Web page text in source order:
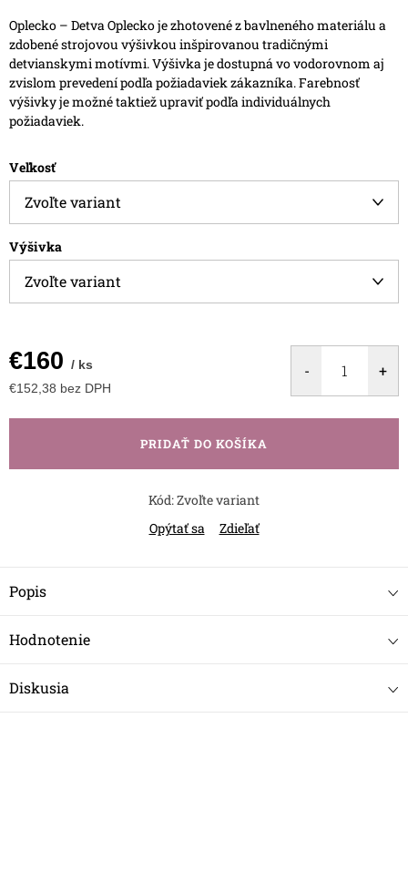
Oplecko – Detva Oplecko je zhotovené z bavlneného materiálu a
zdobené strojovou výšivkou inšpirovanou tradičnými
detvianskymi motívmi.Výšivka je dostupná vo vodorovnom aj
zvislom prevedení podľa požiadaviek zákazníka. Farebnosť
výšivky je možné taktiež upraviť podľa individuálnych
požiadaviek.
Veľkosť
Výšivka
€160 / ks
€152,38 bez DPH
cena:
PRIDAŤ DO KOŠÍKA
Kód:Zvoľte variant
Opýtať sa
Zdieľať
Popis
Hodnotenie
Diskusia